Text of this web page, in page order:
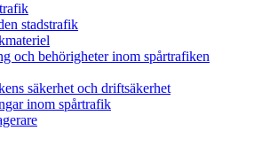
stadstrafik
och behörigheter inom spårtrafiken
säkerhet och driftsäkerhet
inom spårtrafik